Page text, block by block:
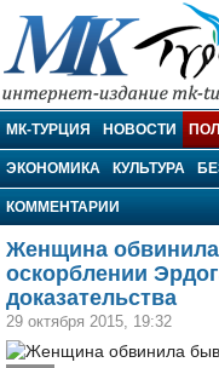
МК-Турция
МК-ТУРЦИЯ НОВОСТИ
ЭКОНОМИКА КУЛЬТУРА
КОММЕНТАРИИ
Женщина
оскорблении
доказательства
29 октября 2015, 19:32